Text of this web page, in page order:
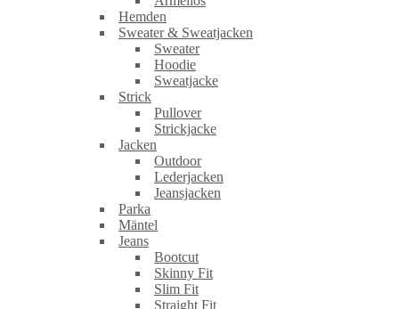
Hemden
Sweater & Sweatjacken
Sweater
Hoodie
Sweatjacke
Strick
Pullover
Strickjacke
Jacken
Outdoor
Lederjacken
Jeansjacken
Parka
Mäntel
Jeans
Bootcut
Skinny Fit
Slim Fit
Straight Fit